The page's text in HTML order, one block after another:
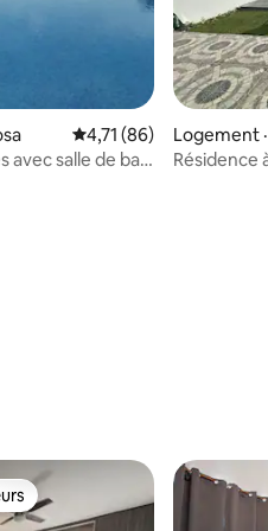
Note moyenne de 4,71
4,71 (86)
salle de bain
Logement
ección
Résidence